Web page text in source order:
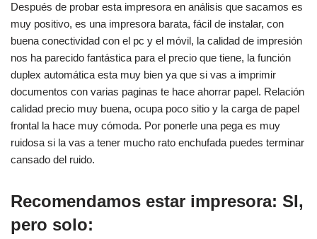
Después de probar esta impresora en análisis que sacamos es
muy positivo, es una impresora barata, fácil de instalar, con
buena conectividad con el pc y el móvil, la calidad de impresión
nos ha parecido fantástica para el precio que tiene, la función
duplex automática esta muy bien ya que si vas a imprimir
documentos con varias paginas te hace ahorrar papel. Relación
calidad precio muy buena, ocupa poco sitio y la carga de papel
frontal la hace muy cómoda. Por ponerle una pega es muy
ruidosa si la vas a tener mucho rato enchufada puedes terminar
cansado del ruido.
Recomendamos estar impresora: SI,
pero solo: